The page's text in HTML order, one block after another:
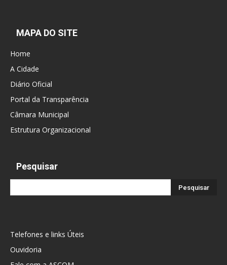
MAPA DO SITE
Home
A Cidade
Diário Oficial
Portal da Transparência
Câmara Municipal
Estrutura Organizacional
Pesquisar
Telefones e links Úteis
Ouvidoria